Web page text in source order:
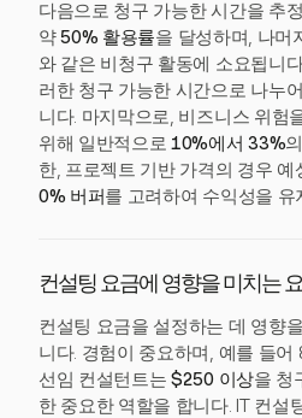
다음으로 청구 가능한 시간을 추
약50% 활용률을 달성하며, 나머
와 같은 비청구 활동에 소요됩니
러한 청구 가능한 시간으로 나누
니다. 마지막으로, 비즈니스 위험
위해 일반적으로10%에서 33%
한, 프로젝트 기반 가격의 경우
0% 버퍼를 고려하여 수익성을 유
컨설팅 요금에 영향을 미치는
컨설팅 요금을 설정하는 데 영향
니다. 경험이 중요하며, 예를 들어
선임 컨설턴트는$250 이상을 청
한 중요한 역할을 합니다. IT 컨설